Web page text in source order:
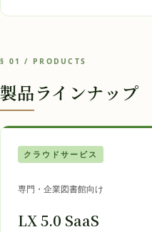
§ 01 / PRODUCTS
製品ラインナップ
クラウドサービス
専門・企業図書館向け
LX 5.0 SaaS